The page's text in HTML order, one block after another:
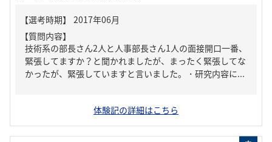
【質問内容】
技術系の部長さん2人と人事部長さん1人の面接開口一番、
緊張してますか？と聞かれましたが、まったく緊張してな
かったが、緊張していますと言いました。・研究内容に...
体験記の詳細はこちら